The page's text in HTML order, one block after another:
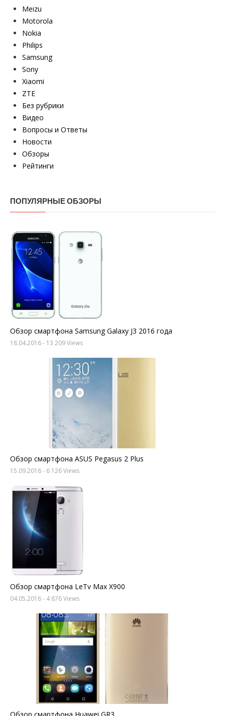
Meizu
Motorola
Nokia
Philips
Samsung
Sony
Xiaomi
ZTE
Без рубрики
Видео
Вопросы и Ответы
Новости
Обзоры
Рейтинги
ПОПУЛЯРНЫЕ ОБЗОРЫ
Обзор смартфона Samsung Galaxy J3 2016 года
18.04.2016- 13 209 Views
Обзор смартфона ASUS Pegasus 2 Plus
15.09.2016- 6 126 Views
Обзор смартфона LeTv Max X900
04.05.2016- 4 876 Views